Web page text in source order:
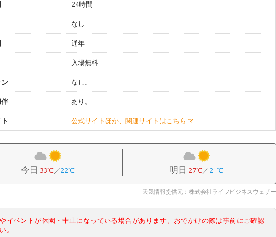
24時間
なし
通年
入場無料
ン なし。
あり。
公式サイトほか、関連サイトはこちら
今日 33℃／22℃ 明日 27℃／21℃
天気情報提供元：株式会社ライフビジネスウェザー
イベントが休園・中止になっている場合があります。おでかけの際は事前にご確認
。